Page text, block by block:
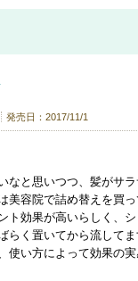
発売日：2017/11/1
なと思いつつ、髪がサ
容院で詰め替えを買っ
ト効果が高いらしく、
らく置いてから流して
使い方によって効果の